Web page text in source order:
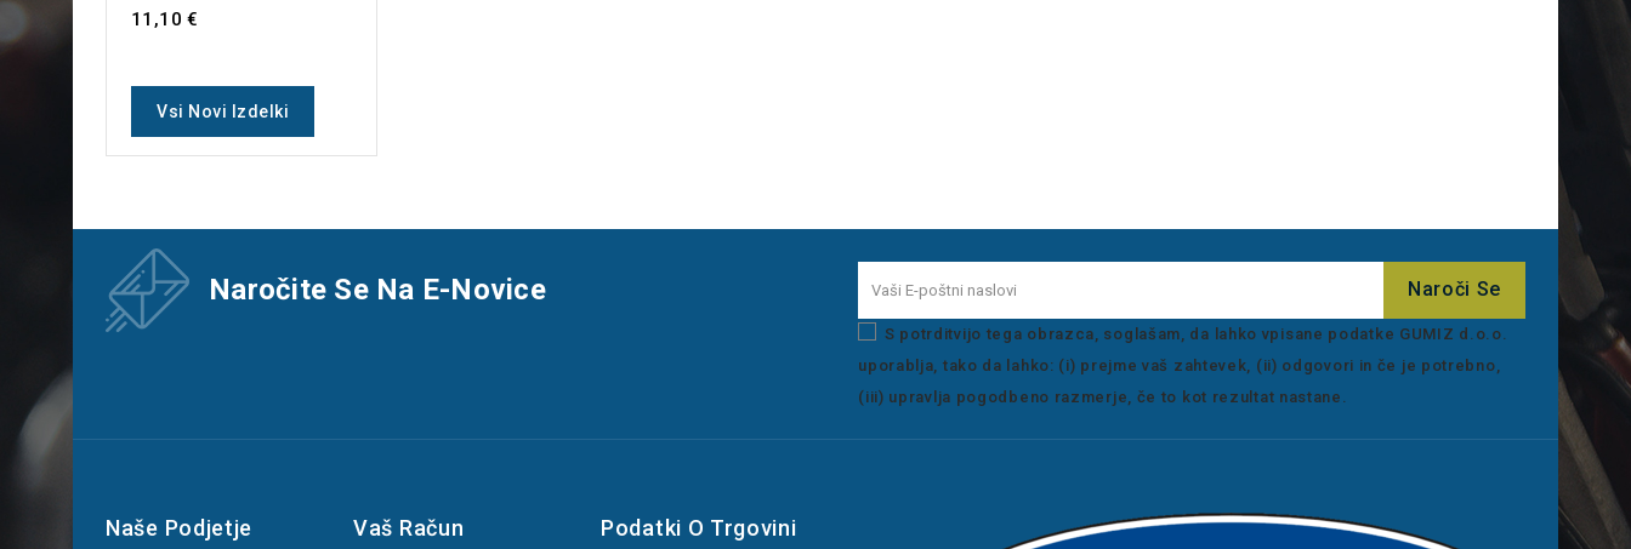
11,10 €
Vsi Novi Izdelki
Naročite Se Na E-Novice
S potrditvijo tega obrazca, soglašam, da lahko vpisane podatke GUMIZ d.o.o.
uporablja, tako da lahko: (i) prejme vaš zahtevek, (ii) odgovori in če je potrebno,
(iii) upravlja pogodbeno razmerje, če to kot rezultat nastane.
Naše Podjetje Vaš Račun Podatki O Trgovini